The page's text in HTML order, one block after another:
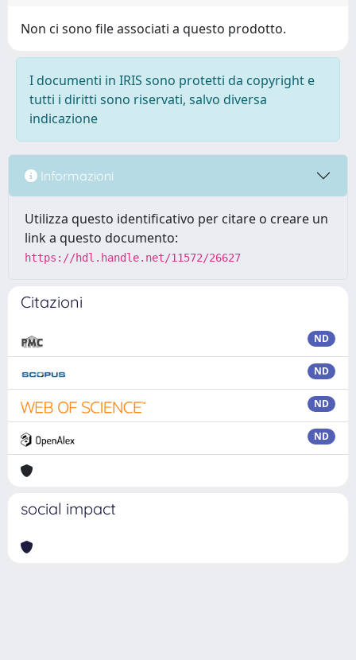
Non ci sono file associati a questo prodotto.
I documenti in IRIS sono protetti da copyright e
tutti i diritti sono riservati, salvo diversa
indicazione
Informazioni
Utilizza questo identificativo per citare o creare un
link a questo documento:
https://hdl.handle.net/11572/26627
Citazioni
ND
ND
ND
ND
social impact